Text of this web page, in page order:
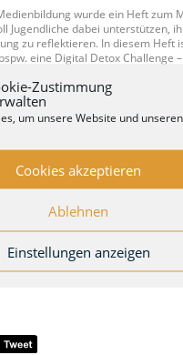
Zustimmung
um unsere Website und
Cookies akzeptieren
Ablehnen
Einstellungen anzeigen
wurde ein Heft zum
Jugendliche dabei unterstützen,
zu reflektieren. In diesem Heft
eine Digital Detox Challenge
und Dr. Liny Geisler vom
Tübingen haben als Expertinnen
das auch in dem Heft zu finden
wie bspw. „Wie kann ich meine
Filiz bestellen (filiz.tokat@sjr-